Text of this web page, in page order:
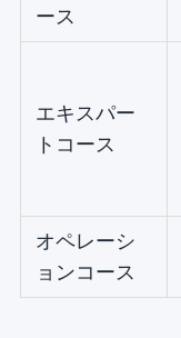
ース
エキスパー
トコース
オペレーシ
ョンコース